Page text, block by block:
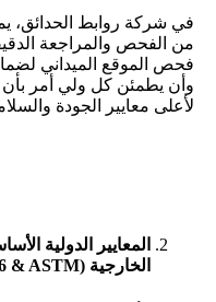
في شركة روابط الحدائق،
من الفحص والمراجعة
فحص الموقع الميداني
وأن يطمئن كل ولي أمر بأن
لأعلى معايير الجودة
المعايير الدولية
الخارجية (EN1176 & ASTM)